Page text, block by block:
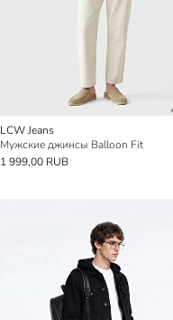
LCW Jeans
Мужские джинсы Balloon Fit
1 999,00 RUB